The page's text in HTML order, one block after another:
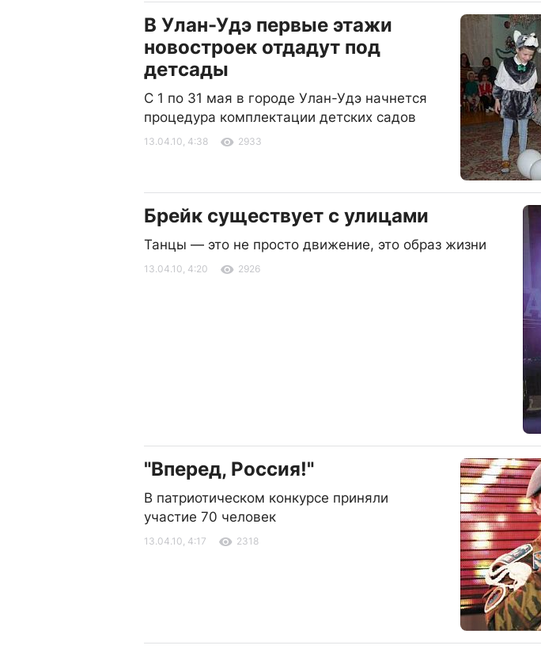
В Улан-Удэ первые этажи
новостроек отдадут под
детсады
С 1 по 31 мая в городе Улан-Удэ начнется
процедура комплектации детских садов
13.04.10, 4:38 2933
Брейк существует с улицами
Танцы — это не просто движение, это образ жизни
13.04.10, 4:20 2926
"Вперед, Россия!"
В патриотическом конкурсе приняли
участие 70 человек
13.04.10, 4:17 2318